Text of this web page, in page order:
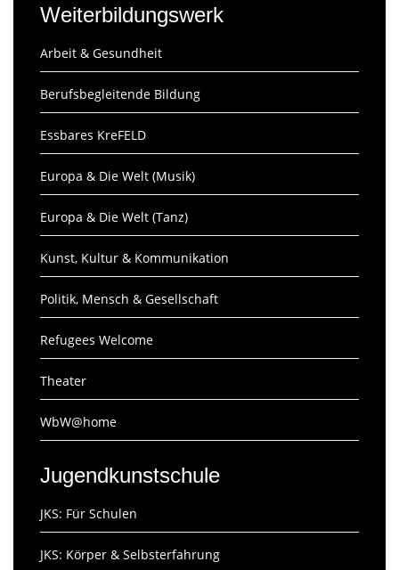
Weiterbildungswerk
Arbeit & Gesundheit
Berufsbegleitende Bildung
Essbares KreFELD
Europa & Die Welt (Musik)
Europa & Die Welt (Tanz)
Kunst, Kultur & Kommunikation
Politik, Mensch & Gesellschaft
Refugees Welcome
Theater
WbW@home
Jugendkunstschule
JKS: Für Schulen
JKS: Körper & Selbsterfahrung